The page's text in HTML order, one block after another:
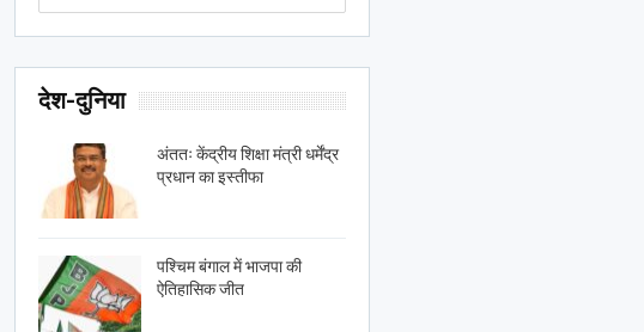
देश-दुनिया
अंततः केंद्रीय शिक्षा मंत्री धर्मेंद्र
प्रधान का इस्तीफा
पश्चिम बंगाल में भाजपा की
ऐतिहासिक जीत